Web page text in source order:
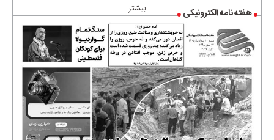
بیشتر هفته نامه الکترونیکی